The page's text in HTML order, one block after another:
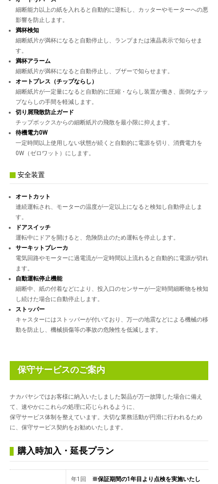
細断能力以上の紙を入れると自動的に逆転し、カッターやモーターへの悪
影響を防止します。
満杯検知
細断紙片が満杯になると自動停止し、ランプまたは液晶表示で知らせま
す。
満杯アラーム
細断紙片が満杯になると自動停止し、ブザーで知らせます。
オートプレス（チップならし）
細断紙片が一定量になると自動的に圧縮・ならし装置が働き、面倒なチッ
プならしの手間を軽減します。
切り屑飛散防止ガード
チップボックスからの細断紙片の飛散を最小限に抑えます。
待機電力0W
一定時間以上使用しない状態が続くと自動的に電源を切り、消費電力を
0W（ゼロワット）にします。
安全装置
オートカット
連続運転され、モーターの温度が一定以上になると検知し自動停止しま
す。
ドアスイッチ
運転中にドアを開けると、危険防止のため運転を停止します。
サーキットブレーカ
電気回路やモーターに過電流が一定時間以上流れると自動的に電源が切れ
ます。
自動運転停止機能
細断中、紙の付着などにより、投入口のセンサーが一定時間細断物を検知
し続けた場合に自動停止します。
ストッパー
キャスターにはストッパーが付いており、万一の地震などによる機械の移
動を防止し、機械損傷等の事故の危険性を低減します。
保守サービスのご案内
ナカバヤシではお客様に納入いたしました製品が万一故障した場合に備え
て、速やかにこれらの処理に応じられるように、
保守サービス体制を整えています。大切な業務活動が円滑に行われるため
に、保守サービス契約をお勧めいたします。
購入時加入・延長プラン
年1回 ※保証期間の1年目より点検を実施いたし